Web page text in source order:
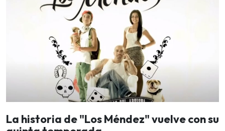
La historia de "Los Méndez" vuelve con su